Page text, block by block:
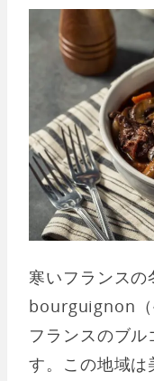
寒いフランス
bourguignon（
フランスのブル
す。この地域は